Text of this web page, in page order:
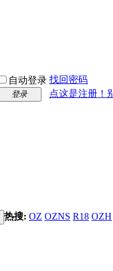
自动登录 找回密码
登录
点这是注册！
热搜: OZ OZNS R18 OZH